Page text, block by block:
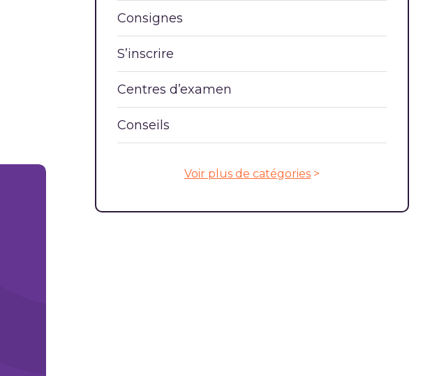
Consignes
S’inscrire
Centres d’examen
Conseils
Voir plus de catégories >